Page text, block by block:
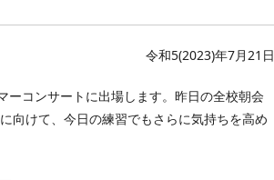
令和5(2023)年7月21日
コンサートに出場します。昨日の全校朝会
向けて、今日の練習でもさらに気持ちを高め